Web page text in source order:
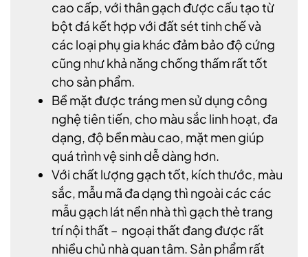
cao cấp, với thân gạch được cấu tạo từ
bột đá kết hợp với đất sét tinh chế và
các loại phụ gia khác đảm bảo độ cứng
cũng như khả năng chống thấm rất tốt
cho sản phẩm.
Bề mặt được tráng men sử dụng công
nghệ tiên tiến, cho màu sắc linh hoạt, đa
dạng, độ bền màu cao, mặt men giúp
quá trình vệ sinh dễ dàng hơn.
Với chất lượng gạch tốt, kích thước, màu
sắc, mẫu mã đa dạng thì ngoài các các
mẫu gạch lát nền nhà thì gạch thẻ trang
trí nội thất – ngoại thất đang được rất
nhiều chủ nhà quan tâm. Sản phẩm rất